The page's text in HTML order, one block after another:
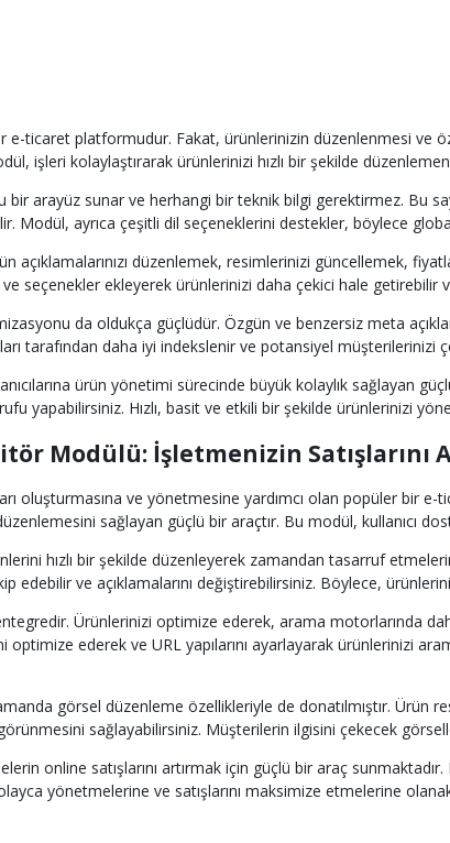
ticaret platformudur. Fakat, ürünlerinizin düzenlenmesi ve
işleri kolaylaştırarak ürünlerinizi hızlı bir şekilde
arayüz sunar ve herhangi bir teknik bilgi gerektirmez. Bu
Modül, ayrıca çeşitli dil seçeneklerini destekler, böylece
açıklamalarınızı düzenlemek, resimlerinizi güncellemek,
seçenekler ekleyerek ürünlerinizi daha çekici hale
da oldukça güçlüdür. Özgün ve benzersiz meta
tarafından daha iyi indekslenir ve potansiyel müşterilerinizi
ürün yönetimi sürecinde büyük kolaylık sağlayan
yapabilirsiniz. Hızlı, basit ve etkili bir şekilde ürünlerinizi
Modülü: İşletmenizin Satışlarını
oluşturmasına ve yönetmesine yardımcı olan popüler bir
sağlayan güçlü bir araçtır. Bu modül, kullanıcı
hızlı bir şekilde düzenleyerek zamandan tasarruf
edebilir ve açıklamalarını değiştirebilirsiniz. Böylece,
Ürünlerinizi optimize ederek, arama motorlarında
optimize ederek ve URL yapılarını ayarlayarak ürünlerinizi
görsel düzenleme özellikleriyle de donatılmıştır. Ürün
sağlayabilirsiniz. Müşterilerin ilgisini çekecek
online satışlarını artırmak için güçlü bir araç
yönetmelerine ve satışlarını maksimize etmelerine